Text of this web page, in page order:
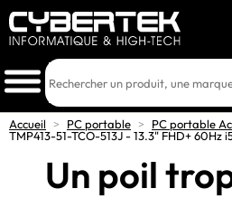
Accueil > PC portable > PC portable
TMP413-51-TCO-513J - 13.3" FHD+ 60Hz
Un poil